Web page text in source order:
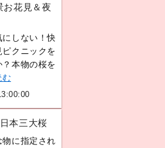
お花見＆夜
しない！快
クニックを
本物の桜を
本三大桜
物に指定され